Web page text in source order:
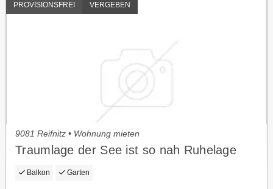
PROVISIONSFREI VERGEBEN
9081 Reifnitz • Wohnung mieten
Traumlage der See ist so nah Ruhelage
Balkon Garten